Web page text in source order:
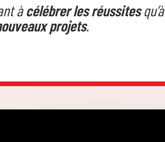
àcélébrer les réussitesqu’à
projets.